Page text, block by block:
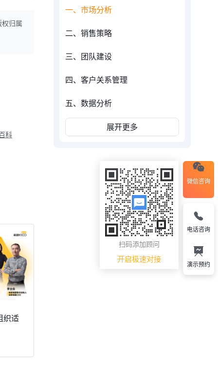
权归属
科
织适
一、市场分析
二、销售策略
三、团队建设
四、客户关系管理
五、数据分析
展开更多
微信咨询
扫码添加顾问
开启极速对接
电话咨询
演示预约